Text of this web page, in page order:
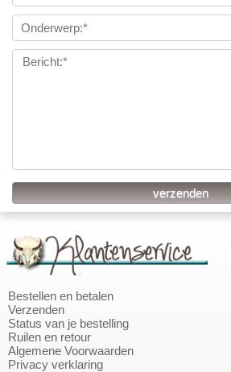
Bestellen en betalen
Verzenden
Status van je bestelling
Ruilen en retour
Algemene Voorwaarden
Privacy verklaring